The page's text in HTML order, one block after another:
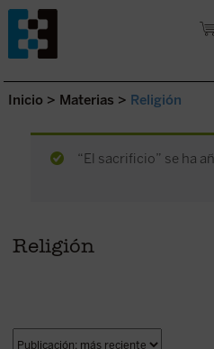
Saltar al contenido.
Inicio > Materias > Religión
“El sacrificio” se ha
Religión